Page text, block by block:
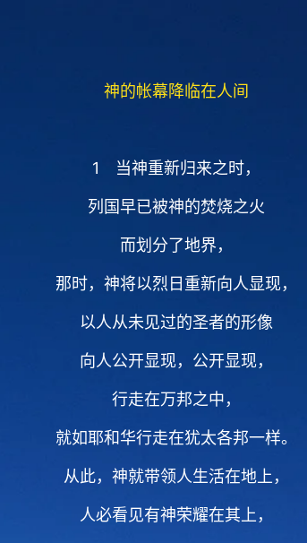
神的帐幕降临在人间
1 当神重新归来之时，
列国早已被神的焚烧之火
而划分了地界，
那时，神将以烈日重新向人显现，
以人从未见过的圣者的形像
向人公开显现，公开显现，
行走在万邦之中，
就如耶和华行走在犹太各邦一样。
从此，神就带领人生活在地上，
人必看见有神荣耀在其上，